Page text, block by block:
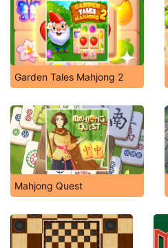
Garden Tales Mahjong 2
Mahjong Quest